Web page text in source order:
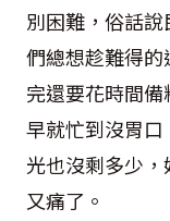
別困難，俗話
們總想趁難得
完還要花時間備
早就忙到沒胃
光也沒剩多少
又痛了。